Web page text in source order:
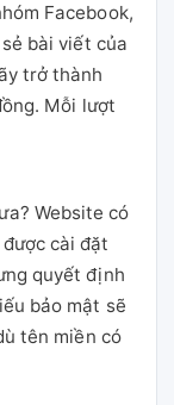
Facebook,
bài viết của
trở thành
Mỗi lượt
Website có
cài đặt
quyết định
bảo mật sẽ
tên miền có